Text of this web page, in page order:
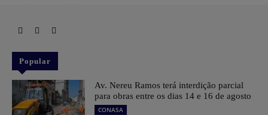
Popular
Av. Nereu Ramos terá interdição parcial
para obras entre os dias 14 e 16 de agosto
CONASA